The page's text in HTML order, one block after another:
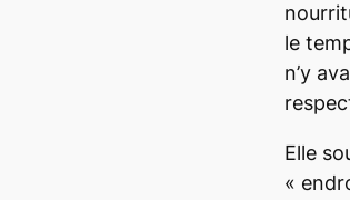
le
n’y
Elle
«